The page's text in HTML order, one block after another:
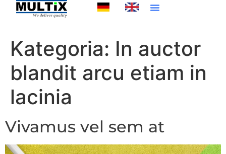
Kategoria: In auctor
blandit arcu etiam in
lacinia
Vivamus vel sem at